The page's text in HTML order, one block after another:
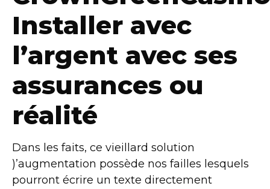
Installer avec
l’argent avec ses
assurances ou
réalité
Dans les faits, ce vieillard solution
)’augmentation possède nos failles lesquels
pourront écrire un texte directement